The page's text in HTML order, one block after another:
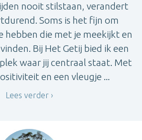
nooit stilstaan, verandert
Soms is het fijn om
hebben die met je meekijkt en
Bij Het Getij bied ik een
waar jij centraal staat. Met
en een vleugje ...
Lees verder